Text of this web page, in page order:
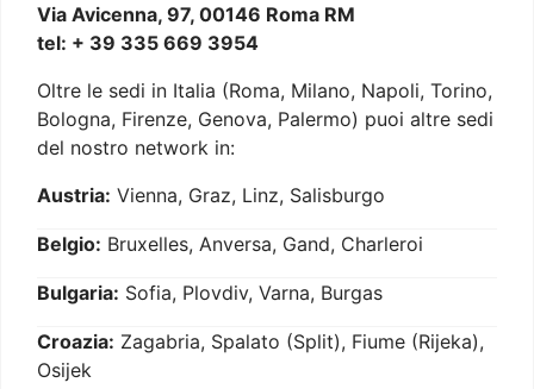
Via Avicenna, 97, 00146 Roma RM
tel: + 39 335 669 3954
Oltre le sedi in Italia (Roma, Milano, Napoli, Torino,
Bologna, Firenze, Genova, Palermo) puoi altre sedi
del nostro network in:
Austria: Vienna, Graz, Linz, Salisburgo
Belgio: Bruxelles, Anversa, Gand, Charleroi
Bulgaria: Sofia, Plovdiv, Varna, Burgas
Croazia: Zagabria, Spalato (Split), Fiume (Rijeka),
Osijek